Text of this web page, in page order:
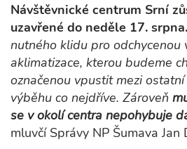
Návštěvnické centrum Srní
uzavřené do neděle 17. srpna.
nutného klidu pro odchycenou
aklimatizace, kterou budeme
označenou vpustit mezi
výběhu co nejdříve. Zároveň
se v okolí centra nepohybuje
mluvčí Správy NP Šumava Jan